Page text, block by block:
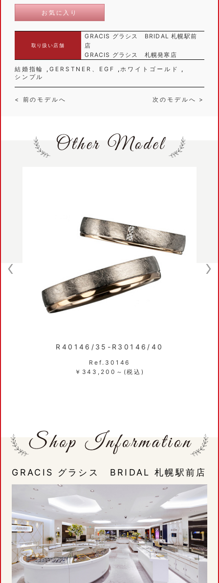
お気に入り
取り扱い店舗
GRACIS グラシス BRIDAL 札幌駅前
店
GRACIS グラシス 札幌発寒店
結婚指輪
GERSTNER、EGF
ホワイトゴールド
シンプル
< 前のモデルへ 次のモデルへ >
R40146/35-R30146/40
￥343,200～(税込)
GRACIS グラシス BRIDAL 札幌駅前店